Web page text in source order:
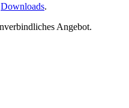
Downloads.
Angebot.